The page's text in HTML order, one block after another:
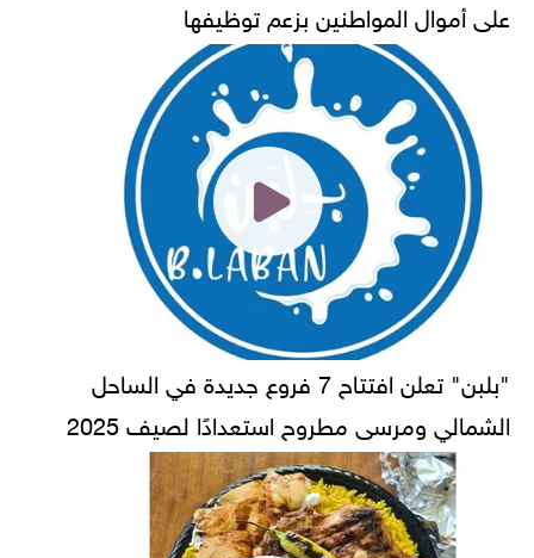
على أموال المواطنين بزعم توظيفها
"بلبن" تعلن افتتاح 7 فروع جديدة في الساحل
الشمالي ومرسى مطروح استعدادًا لصيف 2025